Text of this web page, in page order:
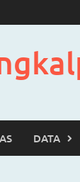
DATA